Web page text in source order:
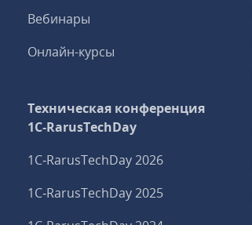
Вебинары
Онлайн-курсы
Техническая конференция
1C‑RarusTechDay
1C‑RarusTechDay 2026
1C‑RarusTechDay 2025